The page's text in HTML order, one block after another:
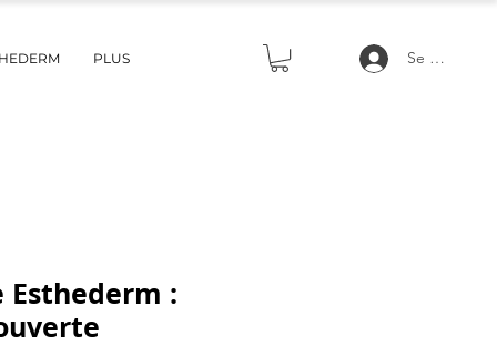
PLUS Se
Esthederm :